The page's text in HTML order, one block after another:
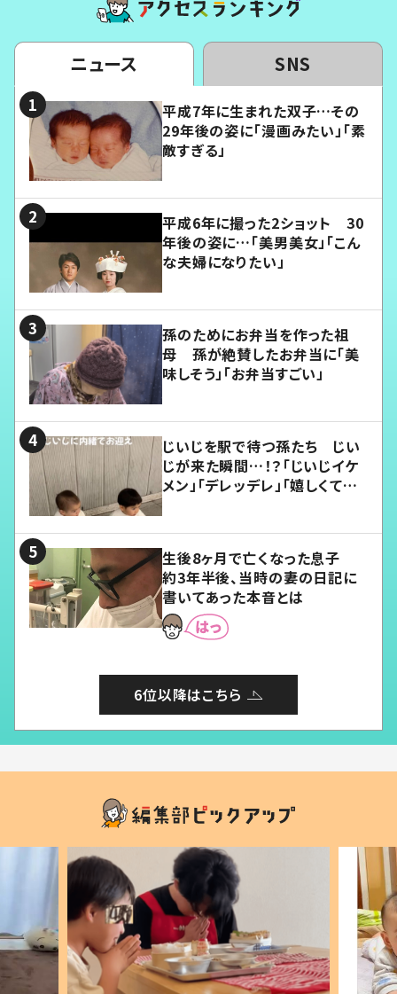
ニュース SNS
平成7年に生まれた双子…その
29年後の姿に「漫画みたい」「素
敵すぎる」
平成6年に撮った2ショット 30
年後の姿に…「美男美女」「こん
な夫婦になりたい」
孫のためにお弁当を作った祖
母 孫が絶賛したお弁当に「美
味しそう」「お弁当すごい」
じいじを駅で待つ孫たち じい
じが来た瞬間…！？「じいじイケ
メン」「デレッデレ」「嬉しくて可
生後8ヶ月で亡くなった息子
約3年半後、当時の妻の日記に
書いてあった本音とは
6位以降はこちら